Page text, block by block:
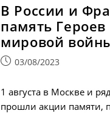
В России и
память
мировой
Запись03/08/2023
1 августа в Москве и
прошли акции памяти,